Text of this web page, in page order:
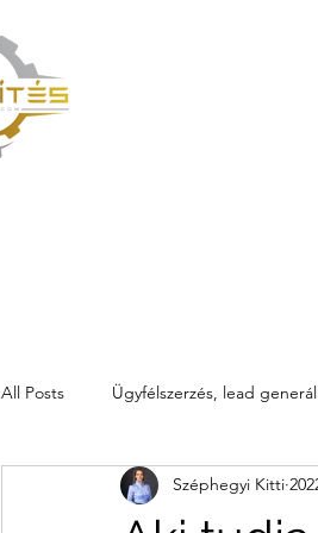
All Posts Ügyfélszerzés, lead
Értékesítési rendszer kialakítása
Széphegyi Kitti